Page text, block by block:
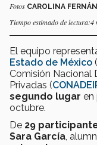
Fotos CAROLINA
Tiempo estimado de lectura:4
El equipo
Estado de México
Comisión Nacional
Privadas (
segundo lugar en
octubre.
De 29
Sara García ,